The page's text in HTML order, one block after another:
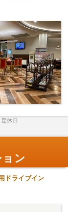
定休日
ン
ドライブイン